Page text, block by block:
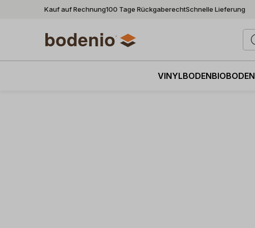
Kauf auf Rechnung100 Tage RückgaberechtSchnelle Lieferung
VINYLBODENBIOBODEN